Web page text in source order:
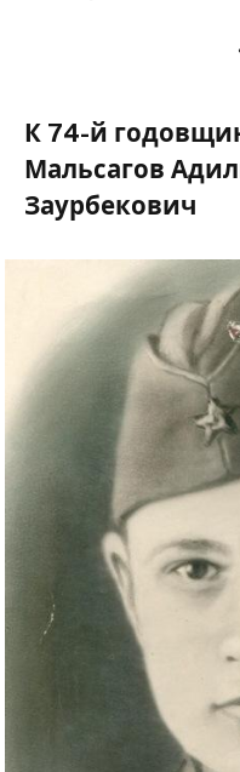
К 74-й
Мальсагов
Заурбекович